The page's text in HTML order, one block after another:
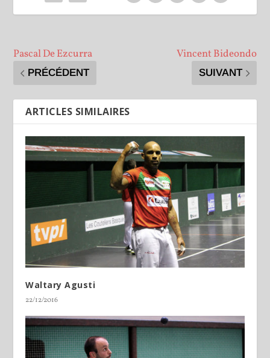
Pascal De Ezcurra
PRÉCÉDENT
Vincent Bideondo
SUIVANT
ARTICLES SIMILAIRES
Waltary Agusti
22/12/2016